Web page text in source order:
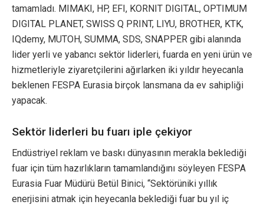
tamamladı. MIMAKI, HP, EFI, KORNIT DIGITAL, OPTIMUM
DIGITAL PLANET, SWISS Q PRINT, LIYU, BROTHER, KTK,
IQdemy, MUTOH, SUMMA, SDS, SNAPPER gibi alanında
lider yerli ve yabancı sektör liderleri, fuarda en yeni ürün ve
hizmetleriyle ziyaretçilerini ağırlarken iki yıldır heyecanla
beklenen FESPA Eurasia birçok lansmana da ev sahipliği
yapacak.
Sektör liderleri bu fuarı iple çekiyor
Endüstriyel reklam ve baskı dünyasının merakla beklediği
fuar için tüm hazırlıkların tamamlandığını söyleyen FESPA
Eurasia Fuar Müdürü Betül Binici, “Sektörüniki yıllık
enerjisini atmak için heyecanla beklediği fuar bu yıl iç